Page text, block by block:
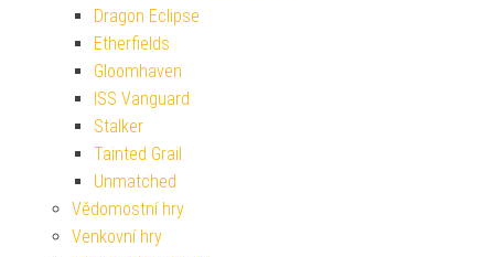
Dragon Eclipse
Etherfields
Gloomhaven
ISS Vanguard
Stalker
Tainted Grail
Unmatched
Vědomostní hry
Venkovní hry